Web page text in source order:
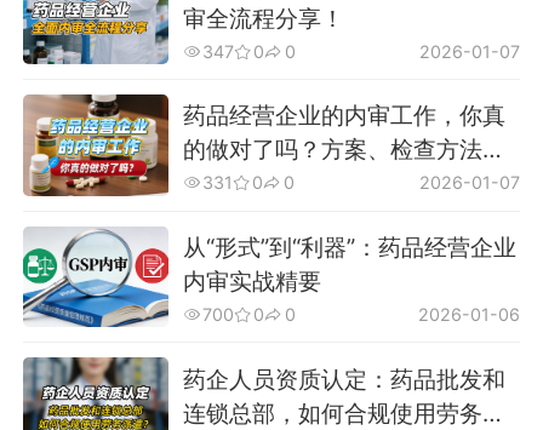
审全流程分享！
347 0 0 2026-01-07
药品经营企业的内审工作，你真
的做对了吗？方案、检查方法、
整改措施...
331 0 0 2026-01-07
从“形式”到“利器”：药品经营企业
内审实战精要
700 0 0 2026-01-06
药企人员资质认定：药品批发和
连锁总部，如何合规使用劳务派